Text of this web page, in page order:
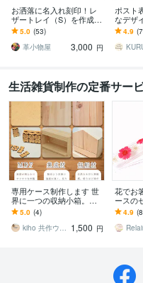
お洒落に名入れ刻印！レ
ザートレイ（S）を作成し
ます デスク周りの小物の
整理に！筆記体でお洒落
に名入れにします
5.0 (53)
革小物屋
3,000 円
ポスト
なデザ
します
におす
ト・デ
4.9
生活雑貨制作の定番サー
専用ケース制作します 世
界に一つの収納小箱。企
業記念品・個人ギフト•専
用の入れ物等
5.0 (4)
kiho 共作ウッドワークス 1,500 円
花でお
ースの
ます 日
会認定
をお作
4.9